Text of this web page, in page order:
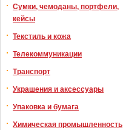
Сумки, чемоданы, портфели,
кейсы
Текстиль и кожа
Телекоммуникации
Транспорт
Украшения и аксессуары
Упаковка и бумага
Химическая промышленность